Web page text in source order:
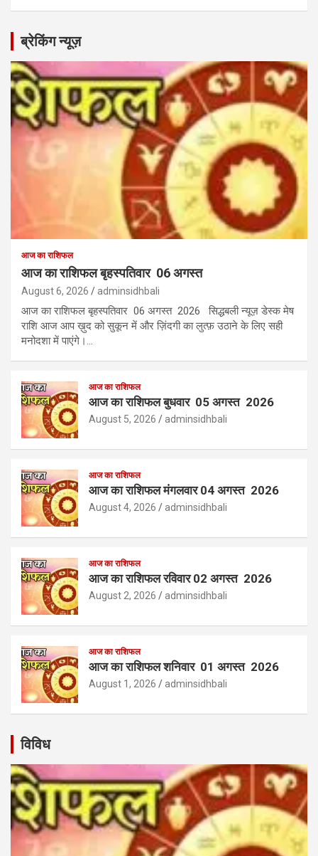
ब्रेकिंग न्यूज़
आज का राशिफल
आज का राशिफल बृहस्पतिवार 06 अगस्त
August 6, 2026 adminsidhbali
आज का राशिफल बृहस्पतिवार 06 अगस्त 2026 सिद्धबली न्यूज़ डेस्क मेष
राशि आज आप ख़ुद को सुकून में और ज़िंदगी का लुत्फ़ उठाने के लिए सही
मनोदशा में पाएंगे।…
आज का राशिफल
आज का राशिफल बुधवार 05 अगस्त 2026
August 5, 2026 adminsidhbali
आज का राशिफल
आज का राशिफल मंगलवार 04 अगस्त 2026
August 4, 2026 adminsidhbali
आज का राशिफल
आज का राशिफल रविवार 02 अगस्त 2026
August 2, 2026 adminsidhbali
आज का राशिफल
आज का राशिफल शनिवार 01 अगस्त 2026
August 1, 2026 adminsidhbali
विविध